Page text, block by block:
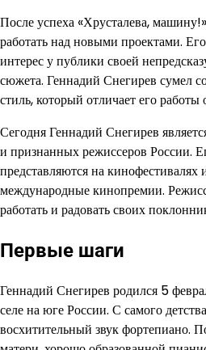
После успеха «Хрусталева,
работать над новыми проектами.
интерес у публики своей
сюжета. Геннадий Снегирев сумел
стиль, который отличает его работы
Сегодня Геннадий Снегирев
и признанных режиссеров России.
представляются на
международные кинопремии.
работать и радовать своих
Первые шаги
Геннадий Снегирев родился 5
селе на юге России. С самого
восхитительный звук фортепиано.